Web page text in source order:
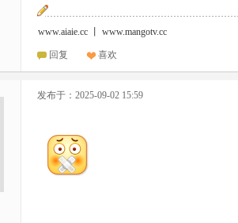
www.aiaie.cc 丨 www.mangotv.cc
回复 喜欢
发布于：2025-09-02 15:59